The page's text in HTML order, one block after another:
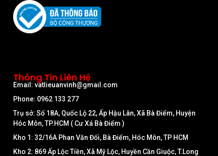
Thông Tin Liên Hệ
Email: vatlieuanvinh@gmail.com
Phone: 0962 133 277
Trụ sở: Số 18A, Quốc Lộ 22, Ấp Hậu Lân, Xã Bà Điểm, Huyện
Hóc Môn, TP.HCM ( Cư Xá Bà Điểm )
Kho 1: 32/16A Phan Văn Đối, Bà Điểm, Hóc Môn, TP HCM
Kho 2: 869 Ấp Lộc Tiền, Xã Mỹ Lộc, Huyền Cần Giuộc, T.Long